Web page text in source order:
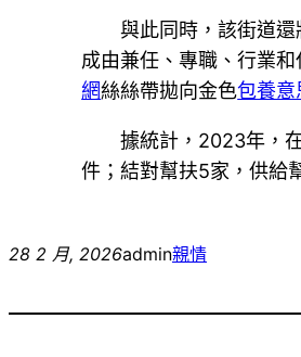
與此同時，該街道
成由兼任、專職、行業
網絲絲帶拋向金色包養意
據統計，2023年，
件；結對幫扶5家，供給
28 2 月, 2026admin親情